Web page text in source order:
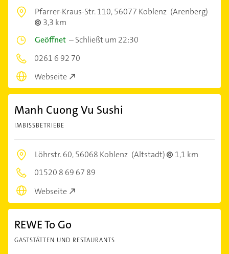
Pfarrer-Kraus-Str. 110,56077 Koblenz (Arenberg)
3,3 km
Geöffnet –Schließt um 22:30
0261 6 92 70
Webseite
Manh Cuong Vu Sushi
IMBISSBETRIEBE
Löhrstr. 60,56068 Koblenz (Altstadt)
1,1 km
01520 8 69 67 89
Webseite
REWE To Go
GASTSTÄTTEN UND RESTAURANTS